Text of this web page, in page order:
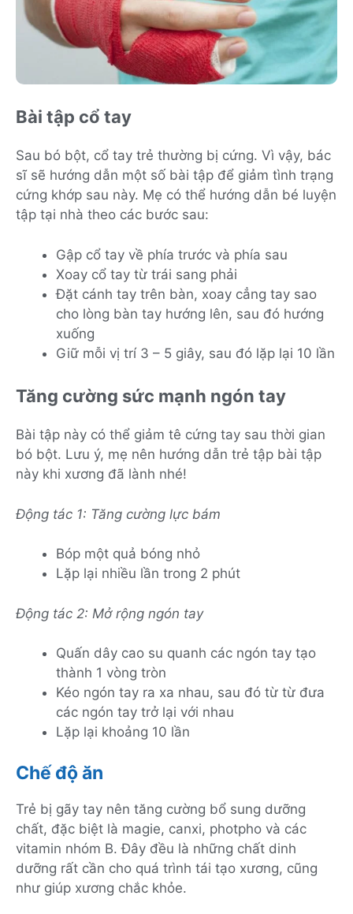
Bài tập cổ tay
Sau bó bột, cổ tay trẻ thường bị cứng. Vì vậy, bác
sĩ sẽ hướng dẫn một số bài tập để giảm tình trạng
cứng khớp sau này. Mẹ có thể hướng dẫn bé luyện
tập tại nhà theo các bước sau:
Gập cổ tay về phía trước và phía sau
Xoay cổ tay từ trái sang phải
Đặt cánh tay trên bàn, xoay cẳng tay sao
cho lòng bàn tay hướng lên, sau đó hướng
xuống
Giữ mỗi vị trí 3 – 5 giây, sau đó lặp lại 10 lần
Tăng cường sức mạnh ngón tay
Bài tập này có thể giảm tê cứng tay sau thời gian
bó bột. Lưu ý, mẹ nên hướng dẫn trẻ tập bài tập
này khi xương đã lành nhé!
Động tác 1: Tăng cường lực bám
Bóp một quả bóng nhỏ
Lặp lại nhiều lần trong 2 phút
Động tác 2: Mở rộng ngón tay
Quấn dây cao su quanh các ngón tay tạo
thành 1 vòng tròn
Kéo ngón tay ra xa nhau, sau đó từ từ đưa
các ngón tay trở lại với nhau
Lặp lại khoảng 10 lần
Chế độ ăn
Trẻ bị gãy tay nên tăng cường bổ sung dưỡng
chất, đặc biệt là magie, canxi, photpho và các
vitamin nhóm B. Đây đều là những chất dinh
dưỡng rất cần cho quá trình tái tạo xương, cũng
như giúp xương chắc khỏe.